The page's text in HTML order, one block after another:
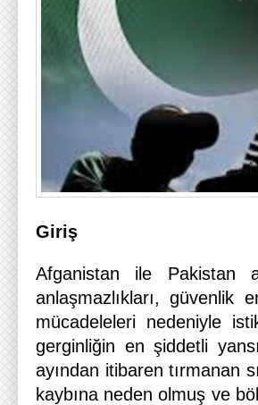
Giriş
Afganistan ile Pakistan
anlaşmazlıkları, güvenlik
mücadeleleri nedeniyle
gerginliğin en şiddetli
ayından itibaren tırmanan
kaybına neden olmuş ve